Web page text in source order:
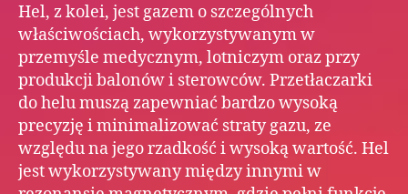
Hel, z kolei, jest gazem o szczególnych
właściwościach, wykorzystywanym w
przemyśle medycznym, lotniczym oraz przy
produkcji balonów i sterowców. Przetłaczarki
do helu muszą zapewniać bardzo wysoką
precyzję i minimalizować straty gazu, ze
względu na jego rzadkość i wysoką wartość. Hel
jest wykorzystywany między innymi w